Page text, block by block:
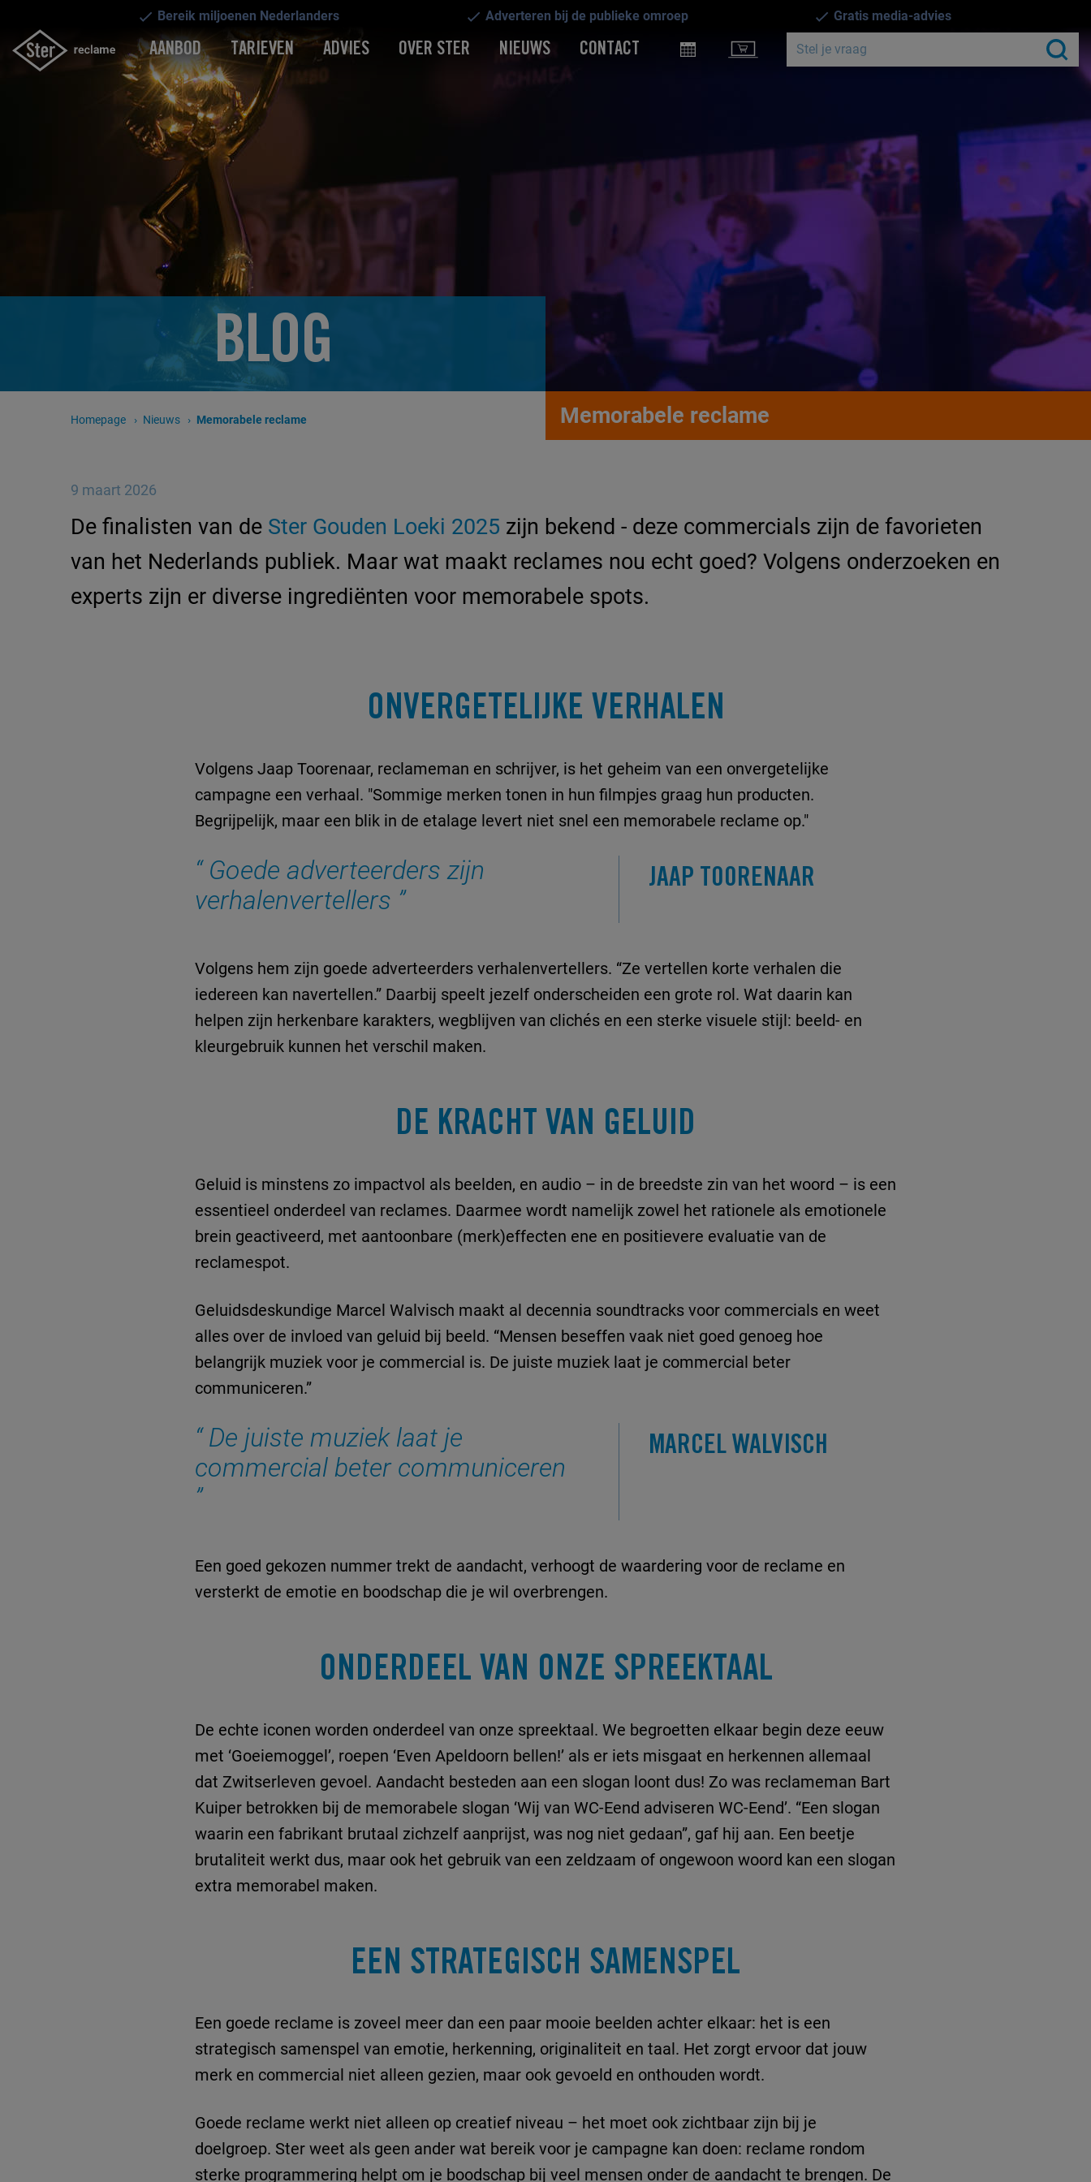
Bereik miljoenen Nederlanders Adverteren bij de publieke omroep Gratis media-advies
AANBOD TARIEVEN ADVIES OVER STER NIEUWS CONTACT
BLOG
Memorabele reclame
Homepage Nieuws Huidige pagina:
Memorabele reclame
9 maart 2026
De finalisten van de Ster Gouden Loeki 2025 zijn bekend - deze commercials zijn de favorieten
van het Nederlands publiek. Maar wat maakt reclames nou echt goed? Volgens onderzoeken en
experts zijn er diverse ingrediënten voor memorabele spots.
ONVERGETELIJKE VERHALEN
Volgens Jaap Toorenaar, reclameman en schrijver, is het geheim van een onvergetelijke
campagne een verhaal. "Sommige merken tonen in hun filmpjes graag hun producten.
Begrijpelijk, maar een blik in de etalage levert niet snel een memorabele reclame op."
Goede adverteerders zijn
verhalenvertellers
JAAP TOORENAAR
Volgens hem zijn goede adverteerders verhalenvertellers. “Ze vertellen korte verhalen die
iedereen kan navertellen.” Daarbij speelt jezelf onderscheiden een grote rol. Wat daarin kan
helpen zijn herkenbare karakters, wegblijven van clichés en een sterke visuele stijl: beeld- en
kleurgebruik kunnen het verschil maken.
DE KRACHT VAN GELUID
Geluid is minstens zo impactvol als beelden, en audio – in de breedste zin van het woord – is een
essentieel onderdeel van reclames. Daarmee wordt namelijk zowel het rationele als emotionele
brein geactiveerd, met aantoonbare (merk)effecten ene en positievere evaluatie van de
reclamespot.
Geluidsdeskundige Marcel Walvisch maakt al decennia soundtracks voor commercials en weet
alles over de invloed van geluid bij beeld. “Mensen beseffen vaak niet goed genoeg hoe
belangrijk muziek voor je commercial is. De juiste muziek laat je commercial beter
communiceren.”
De juiste muziek laat je
commercial beter communiceren
MARCEL WALVISCH
Een goed gekozen nummer trekt de aandacht, verhoogt de waardering voor de reclame en
versterkt de emotie en boodschap die je wil overbrengen.
ONDERDEEL VAN ONZE SPREEKTAAL
De echte iconen worden onderdeel van onze spreektaal. We begroetten elkaar begin deze eeuw
met ‘Goeiemoggel’, roepen ‘Even Apeldoorn bellen!’ als er iets misgaat en herkennen allemaal
dat Zwitserleven gevoel. Aandacht besteden aan een slogan loont dus! Zo was reclameman Bart
Kuiper betrokken bij de memorabele slogan ‘Wij van WC-Eend adviseren WC-Eend’. “Een slogan
waarin een fabrikant brutaal zichzelf aanprijst, was nog niet gedaan”, gaf hij aan. Een beetje
brutaliteit werkt dus, maar ook het gebruik van een zeldzaam of ongewoon woord kan een slogan
extra memorabel maken.
EEN STRATEGISCH SAMENSPEL
Een goede reclame is zoveel meer dan een paar mooie beelden achter elkaar: het is een
strategisch samenspel van emotie, herkenning, originaliteit en taal. Het zorgt ervoor dat jouw
merk en commercial niet alleen gezien, maar ook gevoeld en onthouden wordt.
Goede reclame werkt niet alleen op creatief niveau – het moet ook zichtbaar zijn bij je
doelgroep. Ster weet als geen ander wat bereik voor je campagne kan doen: reclame rondom
sterke programmering helpt om je boodschap bij veel mensen onder de aandacht te brengen. De